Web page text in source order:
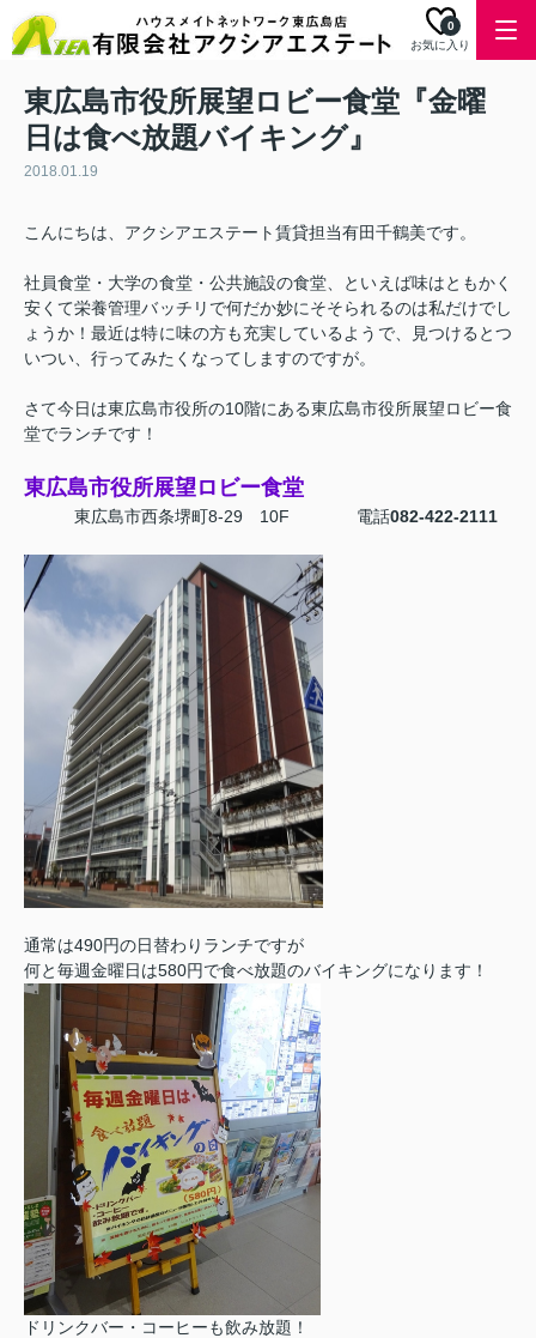
お気に入り
0
東広島市役所展望ロビー食堂『金曜
日は食べ放題バイキング』
2018.01.19
こんにちは、アクシアエステート賃貸担当有田千鶴美です。
社員食堂・大学の食堂・公共施設の食堂、といえば味はともかく
安くて栄養管理バッチリで何だか妙にそそられるのは私だけでし
ょうか！最近は特に味の方も充実しているようで、見つけるとつ
いつい、行ってみたくなってしますのですが。
さて今日は東広島市役所の10階にある東広島市役所展望ロビー食
堂でランチです！
東広島市役所展望ロビー食堂
東広島市西条堺町8-29 10F 電話082-422-2111
通常は490円の日替わりランチですが
何と毎週金曜日は580円で食べ放題のバイキングになります！
ドリンクバー・コーヒーも飲み放題！